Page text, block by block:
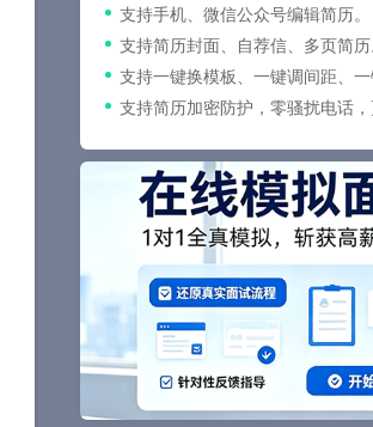
支持手机、微信公众号编辑简历。
支持简历封面、自荐信、多页简历
支持一键换模板、一键调间距、一
支持简历加密防护，零骚扰电话，